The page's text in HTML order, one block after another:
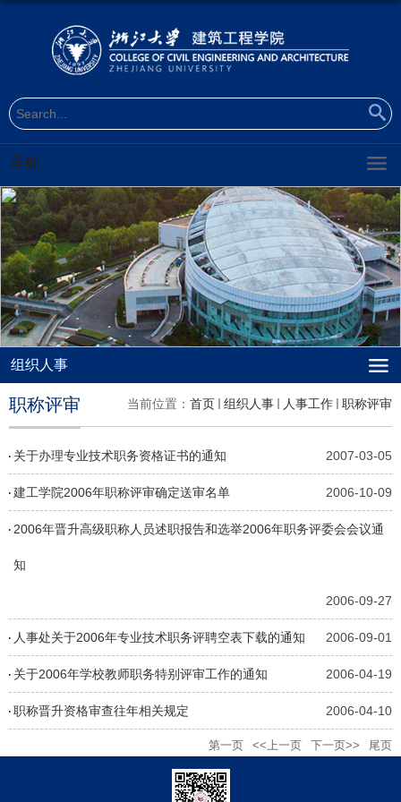
导航
组织人事
当前位置： 首页 组织人事 人事工作 职称评审
职称评审
关于办理专业技术职务资格证书的通知 2007-03-05
建工学院2006年职称评审确定送审名单 2006-10-09
2006年晋升高级职称人员述职报告和选举2006年职务评委会会议通
知
2006-09-27
人事处关于2006年专业技术职务评聘空表下载的通知 2006-09-01
关于2006年学校教师职务特别评审工作的通知 2006-04-19
职称晋升资格审查往年相关规定 2006-04-10
第一页 <<上一页 下一页>> 尾页